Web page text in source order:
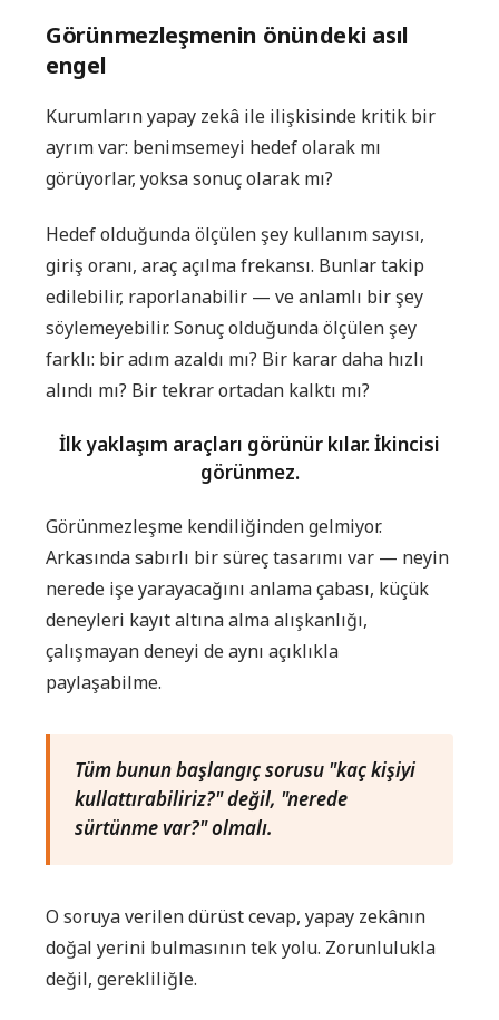
Görünmezleşmenin önündeki asıl
engel
Kurumların yapay zekâ ile ilişkisinde kritik bir
ayrım var: benimsemeyi hedef olarak mı
görüyorlar, yoksa sonuç olarak mı?
Hedef olduğunda ölçülen şey kullanım sayısı,
giriş oranı, araç açılma frekansı. Bunlar takip
edilebilir, raporlanabilir — ve anlamlı bir şey
söylemeyebilir. Sonuç olduğunda ölçülen şey
farklı: bir adım azaldı mı? Bir karar daha hızlı
alındı mı? Bir tekrar ortadan kalktı mı?
İlk yaklaşım araçları görünür kılar. İkincisi
görünmez.
Görünmezleşme kendiliğinden gelmiyor.
Arkasında sabırlı bir süreç tasarımı var — neyin
nerede işe yarayacağını anlama çabası, küçük
deneyleri kayıt altına alma alışkanlığı,
çalışmayan deneyi de aynı açıklıkla
paylaşabilme.
Tüm bunun başlangıç sorusu "kaç kişiyi
kullattırabiliriz?" değil, "nerede
sürtünme var?" olmalı.
O soruya verilen dürüst cevap, yapay zekânın
doğal yerini bulmasının tek yolu. Zorunlulukla
değil, gerekliliğle.